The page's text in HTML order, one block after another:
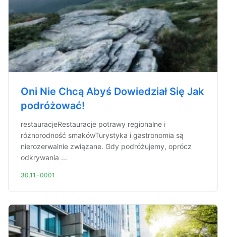
Oni Nie Chcą Abyś Dowiedział Się Jak
podróżować!
restauracjeRestauracje potrawy regionalne i
różnorodność smakówTurystyka i gastronomia są
nierozerwalnie związane. Gdy podróżujemy, oprócz
odkrywania ...
30.11.-0001